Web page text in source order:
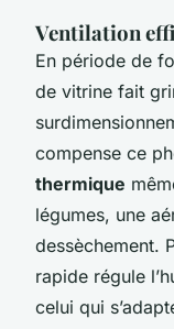
Ventilation
En période de
de vitrine fait
compense ce
thermique
légumes, une
dessèchement.
rapide régule
celui qui